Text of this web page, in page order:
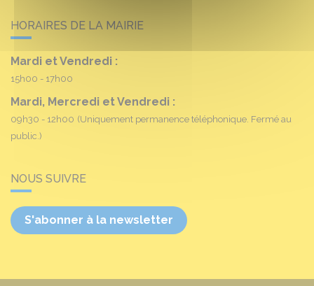
HORAIRES DE LA MAIRIE
Mardi et Vendredi :
15h00 - 17h00
Mardi, Mercredi et Vendredi :
09h30 - 12h00 (Uniquement permanence téléphonique. Fermé au
public.)
NOUS SUIVRE
S'abonner à la newsletter